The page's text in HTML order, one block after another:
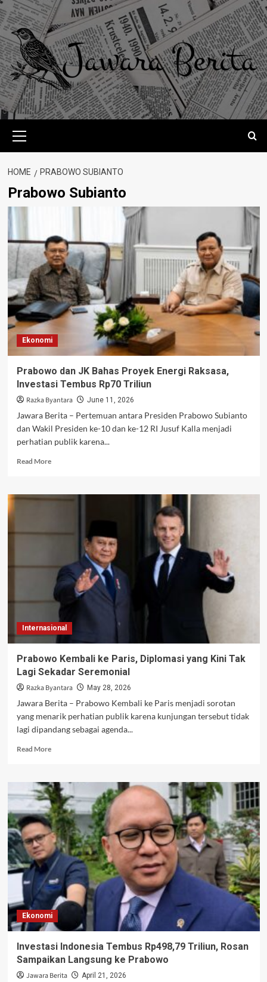
Skip
to
content
Menu
HOME PRABOWO SUBIANTO
Prabowo Subianto
Ekonomi
Prabowo dan JK Bahas Proyek Energi Raksasa,
Investasi Tembus Rp70 Triliun
Razka Byantara June 11, 2026
Jawara Berita – Pertemuan antara Presiden Prabowo Subianto
dan Wakil Presiden ke-10 dan ke-12 RI Jusuf Kalla menjadi
perhatian publik karena...
Read MoreRead
Prabowo
Raksasa,
Investasi
Tembus
Rp70
Triliun
Internasional
Prabowo Kembali ke Paris, Diplomasi yang Kini Tak
Lagi Sekadar Seremonial
Razka Byantara May 28, 2026
Jawara Berita – Prabowo Kembali ke Paris menjadi sorotan
yang menarik perhatian publik karena kunjungan tersebut tidak
lagi dipandang sebagai agenda...
Read MoreRead
Prabowo
Kembali
ke
Paris,
Diplomasi
yang
Kini
Tak
Lagi
Sekadar
Seremonial
Ekonomi
Investasi Indonesia Tembus Rp498,79 Triliun, Rosan
Sampaikan Langsung ke Prabowo
Jawara Berita April 21, 2026